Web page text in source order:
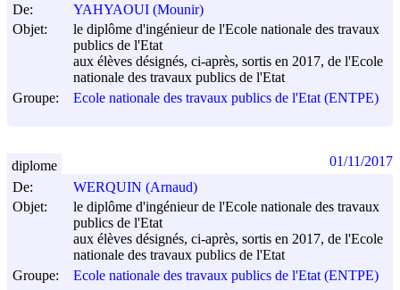
De:
YAHYAOUI (Mounir)
Objet:
le diplôme d'ingénieur de l'Ecole nationale des travaux
publics de l'Etat
aux élèves désignés, ci-après, sortis en 2017, de l'Ecole
nationale des travaux publics de l'Etat
Groupe:
Ecole nationale des travaux publics de l'Etat (ENTPE)
De:
WERQUIN (Arnaud)
Objet:
le diplôme d'ingénieur de l'Ecole nationale des travaux
publics de l'Etat
aux élèves désignés, ci-après, sortis en 2017, de l'Ecole
nationale des travaux publics de l'Etat
Groupe:
Ecole nationale des travaux publics de l'Etat (ENTPE)
diplome 01/11/2017